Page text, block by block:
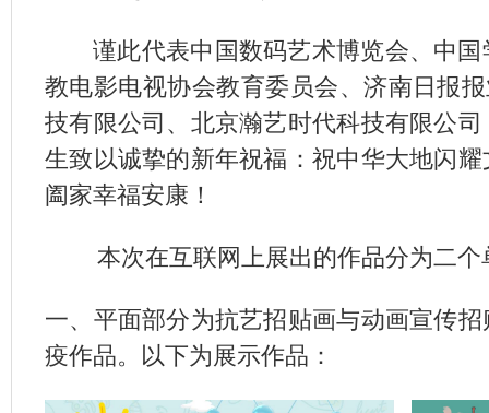
谨此代表中国数码艺术博览会、中国
教电影电视协会教育委员会、济南日报
技有限公司、北京瀚艺时代科技有限公
生致以诚挚的新年祝福：祝中华大地闪
阖家幸福安康！
本次在互联网上展出的作品分为二个
一、平面部分为抗艺招贴画与动画宣传
疫作品。以下为展示作品：